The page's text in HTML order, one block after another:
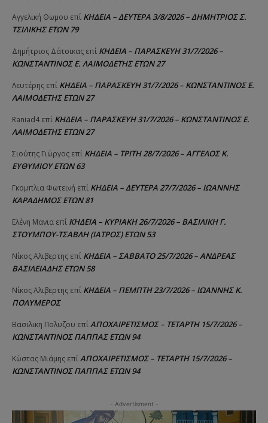
Αγγελική Θωμου επί ΚΗΔΕΙΑ – ΔΕΥΤΕΡΑ 3/8/2026 – ΔΗΜΗΤΡΙΟΣ Σ.
ΤΣΙΛΙΚΗΣ ΕΤΩΝ 79
Δημήτριος Δάτσικας επί ΚΗΔΕΙΑ – ΠΑΡΑΣΚΕΥΗ 31/7/2026 –
ΚΩΝΣΤΑΝΤΙΝΟΣ Ε. ΛΑΙΜΟΔΕΤΗΣ ΕΤΩΝ 27
Λευτέρης επί ΚΗΔΕΙΑ – ΠΑΡΑΣΚΕΥΗ 31/7/2026 – ΚΩΝΣΤΑΝΤΙΝΟΣ Ε.
ΛΑΙΜΟΔΕΤΗΣ ΕΤΩΝ 27
Raniad4 επί ΚΗΔΕΙΑ – ΠΑΡΑΣΚΕΥΗ 31/7/2026 – ΚΩΝΣΤΑΝΤΙΝΟΣ Ε.
ΛΑΙΜΟΔΕΤΗΣ ΕΤΩΝ 27
Σιούτης Γιώργος επί ΚΗΔΕΙΑ – ΤΡΙΤΗ 28/7/2026 – ΑΓΓΕΛΟΣ Κ.
ΕΥΘΥΜΙΟΥ ΕΤΩΝ 63
Γκομπλια Φωτεινή επί ΚΗΔΕΙΑ – ΔΕΥΤΕΡΑ 27/7/2026 – ΙΩΑΝΝΗΣ
ΚΑΡΑΔΗΜΟΣ ΕΤΩΝ 81
Ελένη Μανια επί ΚΗΔΕΙΑ – ΚΥΡΙΑΚΗ 26/7/2026 – ΒΑΣΙΛΙΚΗ Γ.
ΣΤΟΥΜΠΟΥ-ΤΣΑΒΛΗ (ΙΑΤΡΟΣ) ΕΤΩΝ 53
Νίκος Αλιβερτης επί ΚΗΔΕΙΑ – ΣΑΒΒΑΤΟ 25/7/2026 – ΑΝΔΡΕΑΣ
ΒΑΣΙΛΕΙΑΔΗΣ ΕΤΩΝ 58
Νίκος Αλιβερτης επί ΚΗΔΕΙΑ – ΠΕΜΠΤΗ 23/7/2026 – ΙΩΑΝΝΗΣ Κ.
ΠΟΛΥΜΕΡΟΣ
Βασιλικη Πολυζου επίΑΠΟΧΑΙΡΕΤΙΣΜΟΣ – ΤΕΤΑΡΤΗ 15/7/2026 –
ΚΩΝΣΤΑΝΤΙΝΟΣ ΠΑΠΠΑΣ ΕΤΩΝ 94
Κώστας Μιάμης επίΑΠΟΧΑΙΡΕΤΙΣΜΟΣ – ΤΕΤΑΡΤΗ 15/7/2026 –
ΚΩΝΣΤΑΝΤΙΝΟΣ ΠΑΠΠΑΣ ΕΤΩΝ 94
- Advertisment -